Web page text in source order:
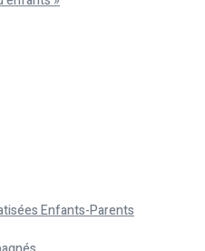
Enfants-Parents